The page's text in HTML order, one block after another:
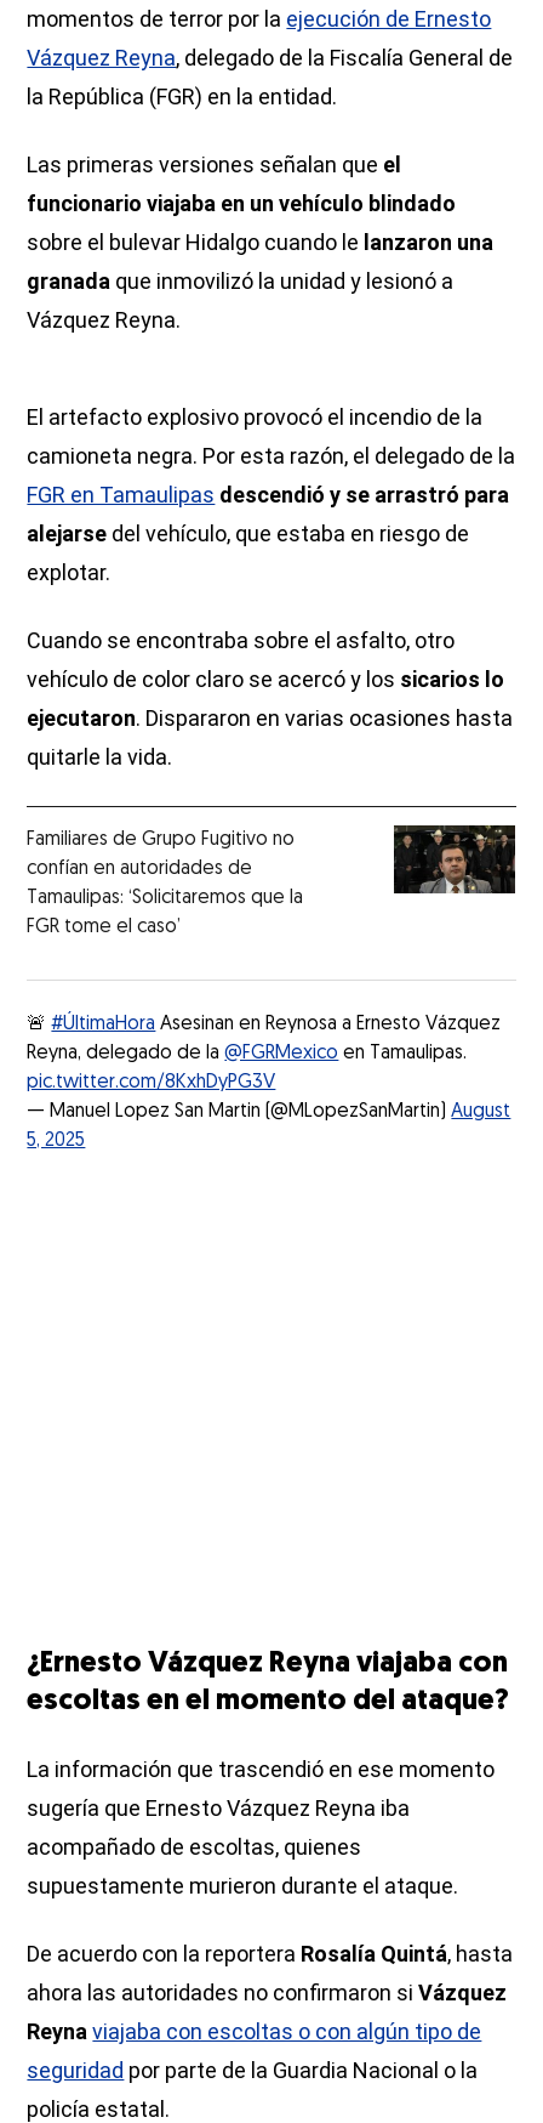
momentos de terror por la ejecución de Ernesto
Vázquez Reyna, delegado de la Fiscalía General de
la República (FGR) en la entidad.
Las primeras versiones señalan que el
funcionario viajaba en un vehículo blindado
sobre el bulevar Hidalgo cuando le lanzaron una
granada que inmovilizó la unidad y lesionó a
Vázquez Reyna.
El artefacto explosivo provocó el incendio de la
camioneta negra. Por esta razón, el delegado de la
FGR en Tamaulipas descendió y se arrastró para
alejarse del vehículo, que estaba en riesgo de
explotar.
Cuando se encontraba sobre el asfalto, otro
vehículo de color claro se acercó y los sicarios lo
ejecutaron. Dispararon en varias ocasiones hasta
quitarle la vida.
Familiares de Grupo Fugitivo no
confían en autoridades de
Tamaulipas: ‘Solicitaremos que la
FGR tome el caso’
🚨#ÚltimaHora Asesinan en Reynosa a Ernesto Vázquez
Reyna, delegado de la@FGRMexico en Tamaulipas.
pic.twitter.com/8KxhDyPG3V
— Manuel Lopez San Martin (@MLopezSanMartin)August
5, 2025
¿Ernesto Vázquez Reyna viajaba con
escoltas en el momento del ataque?
La información que trascendió en ese momento
sugería que Ernesto Vázquez Reyna iba
acompañado de escoltas, quienes
supuestamente murieron durante el ataque.
De acuerdo con la reportera Rosalía Quintá, hasta
ahora las autoridades no confirmaron siVázquez
Reyna viajaba con escoltas o con algún tipo de
seguridad por parte de la Guardia Nacional o la
policía estatal.